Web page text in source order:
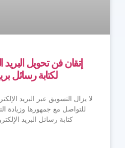
لكتابة رسائل
لا يزال التسويق عبر البريد
للتواصل مع جمهورها وزيادة
كتابة رسائل البريد